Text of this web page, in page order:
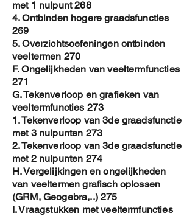
met 1 nulpunt 268
4. Ontbinden hogere graadsfuncties
269
5. Overzichtsoefeningen ontbinden
veeltermen 270
F. Ongelijkheden van veeltermfuncties
271
G. Tekenverloop en grafieken van
veeltermfuncties 273
1. Tekenverloop van 3de graadsfunctie
met 3 nulpunten 273
2. Tekenverloop van 3de graadsfunctie
met 2 nulpunten 274
H. Vergelijkingen en ongelijkheden
van veeltermen grafisch oplossen
(GRM, Geogebra,..) 275
I. Vraagstukken met veeltermfuncties